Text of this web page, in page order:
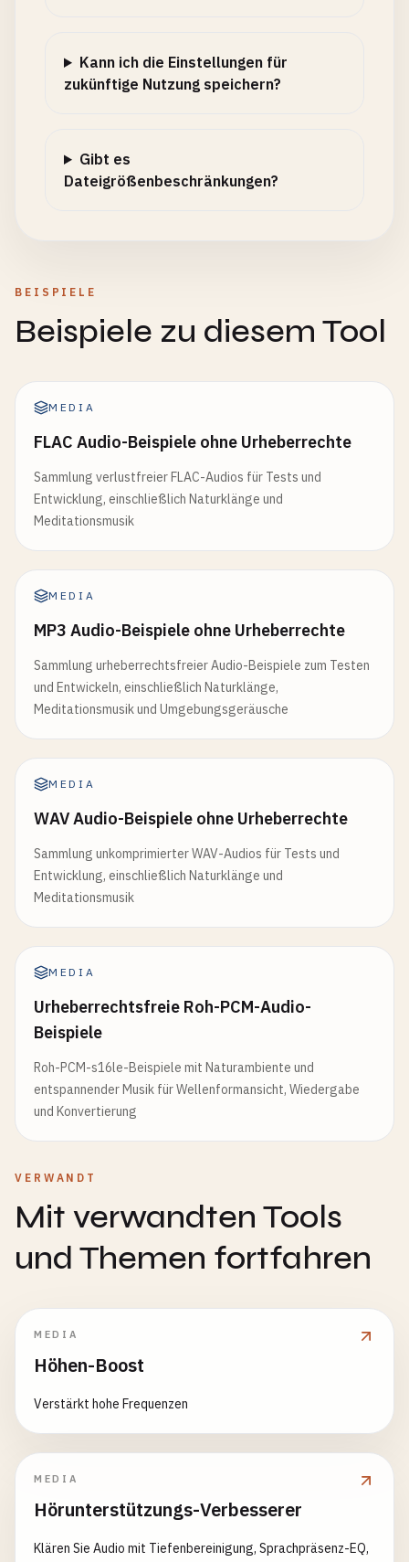
Kann ich die Einstellungen für
zukünftige Nutzung speichern?
Gibt es
Dateigrößenbeschränkungen?
BEISPIELE
Beispiele zu diesem Tool
MEDIA
FLAC Audio-Beispiele ohne Urheberrechte
Sammlung verlustfreier FLAC-Audios für Tests und
Entwicklung, einschließlich Naturklänge und
Meditationsmusik
MEDIA
MP3 Audio-Beispiele ohne Urheberrechte
Sammlung urheberrechtsfreier Audio-Beispiele zum Testen
und Entwickeln, einschließlich Naturklänge,
Meditationsmusik und Umgebungsgeräusche
MEDIA
WAV Audio-Beispiele ohne Urheberrechte
Sammlung unkomprimierter WAV-Audios für Tests und
Entwicklung, einschließlich Naturklänge und
Meditationsmusik
MEDIA
Urheberrechtsfreie Roh-PCM-Audio-
Beispiele
Roh-PCM-s16le-Beispiele mit Naturambiente und
entspannender Musik für Wellenformansicht, Wiedergabe
und Konvertierung
VERWANDT
Mit verwandten Tools
und Themen fortfahren
MEDIA
Höhen-Boost
Verstärkt hohe Frequenzen
MEDIA
Hörunterstützungs-Verbesserer
Klären Sie Audio mit Tiefenbereinigung, Sprachpräsenz-EQ,